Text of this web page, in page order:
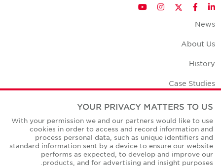
LinkedIn
Facebook
Twitter
Instagram
YouTube
News
About Us
History
Case Studies
Office Space Calculator
Careers
Contact Us
Office Locations
YOUR PRIVACY MATTERS TO US
With your permission we and our partners would like to use
cookies in order to access and record information and
process personal data, such as unique identifiers and
standard information sent by a device to ensure our website
performs as expected, to develop and improve our
products, and for advertising and insight purposes.